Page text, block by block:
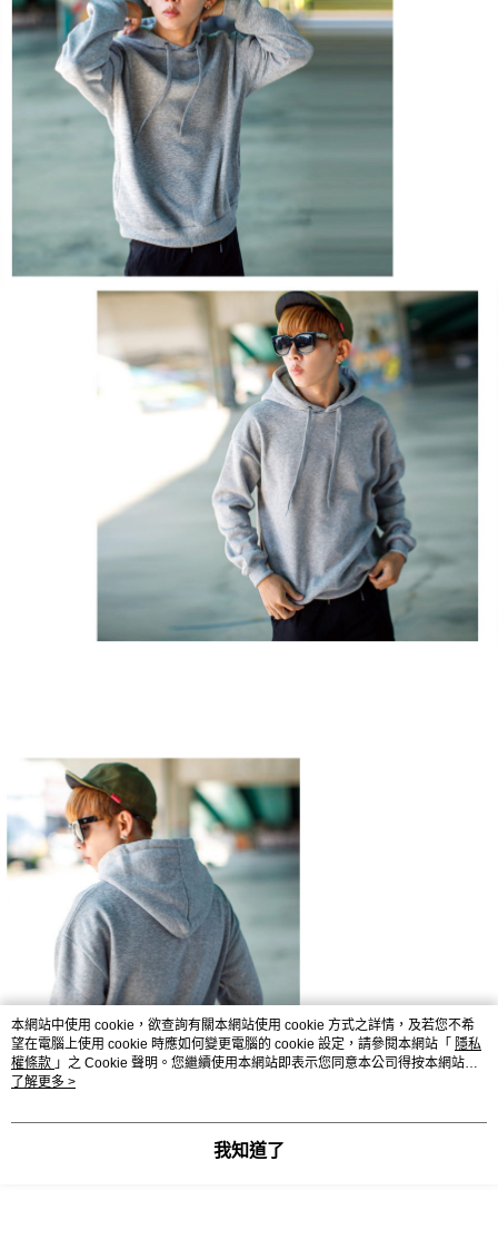
本網站中使用 cookie，欲查詢有關本網站使用 cookie 方式之詳情，及若您不希
望在電腦上使用 cookie 時應如何變更電腦的 cookie 設定，請參閱本網站「 隱私
權條款 」之 Cookie 聲明。您繼續使用本網站即表示您同意本公司得按本網站使
用條款之 Cookie 聲明使用 cookie。
了解更多 >
我知道了